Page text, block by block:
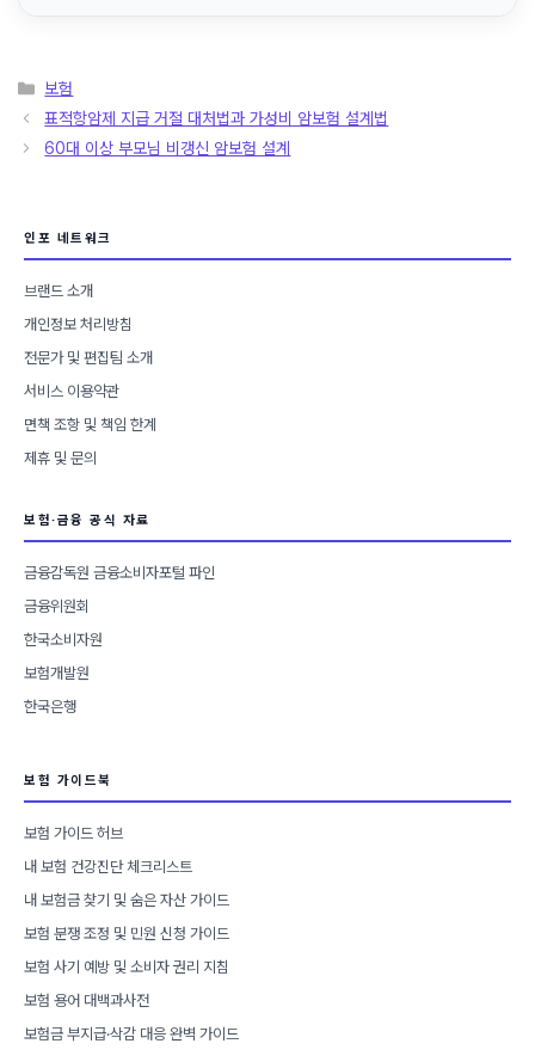
카
테
리
보험
표적항암제 지급 거절 대처법과 가성비 암보험 설계법
60대 이상 부모님 비갱신 암보험 설계
인포 네트워크
브랜드 소개
개인정보 처리방침
전문가 및 편집팀 소개
서비스 이용약관
면책 조항 및 책임 한계
제휴 및 문의
보험·금융 공식 자료
금융감독원 금융소비자포털 파인
금융위원회
한국소비자원
보험개발원
한국은행
보험 가이드북
보험 가이드 허브
내 보험 건강진단 체크리스트
내 보험금 찾기 및 숨은 자산 가이드
보험 분쟁 조정 및 민원 신청 가이드
보험 사기 예방 및 소비자 권리 지침
보험 용어 대백과사전
보험금 부지급·삭감 대응 완벽 가이드